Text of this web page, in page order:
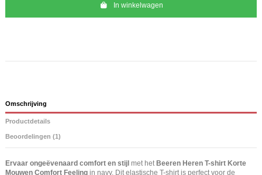
In winkelwagen
Omschrijving
Productdetails
Beoordelingen (1)
Ervaar ongeëvenaard comfort en stijl met het Beeren Heren T-shirt Korte
Mouwen Comfort Feeling in navy. Dit elastische T-shirt is perfect voor de